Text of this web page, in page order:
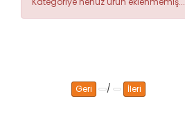
Geri / İleri